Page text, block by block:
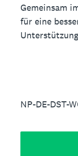
Gemeinsam
für eine
Unterstützung
NP-DE-DST-